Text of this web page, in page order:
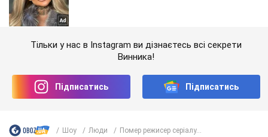
Тільки у нас в Instagram ви дізнаєтесь всі секрети
Винника!
Підписатись Підписатись
Шоу Люди Помер режисер серіалу...